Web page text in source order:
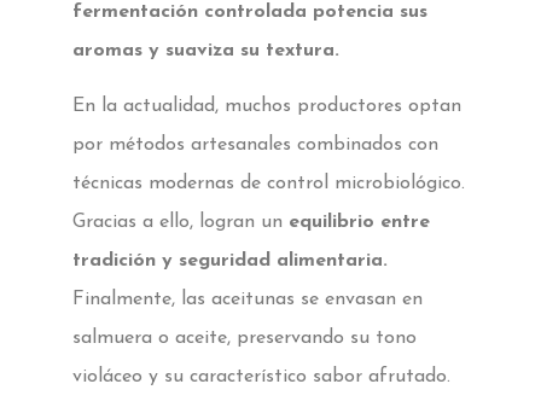
fermentación controlada potencia sus
aromas y suaviza su textura.
En la actualidad, muchos productores optan
por métodos artesanales combinados con
técnicas modernas de control microbiológico.
Gracias a ello, logran un equilibrio entre
tradición y seguridad alimentaria.
Finalmente, las aceitunas se envasan en
salmuera o aceite, preservando su tono
violáceo y su característico sabor afrutado.